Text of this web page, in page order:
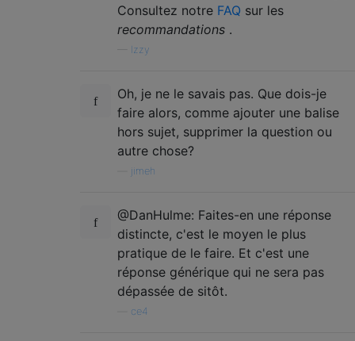
Consultez notre FAQ sur les
recommandations .
Izzy
Oh, je ne le savais pas. Que dois-je
faire alors, comme ajouter une balise
hors sujet, supprimer la question ou
autre chose?
jimeh
@DanHulme: Faites-en une réponse
distincte, c'est le moyen le plus
pratique de le faire. Et c'est une
réponse générique qui ne sera pas
dépassée de sitôt.
ce4